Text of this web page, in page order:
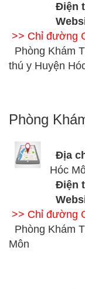
Điện
>> Chỉ đường
Phòng Khám
thú y Huyện
Phòng
Địa
Hóc
Điện
>> Chỉ đường
Phòng Khám
Môn